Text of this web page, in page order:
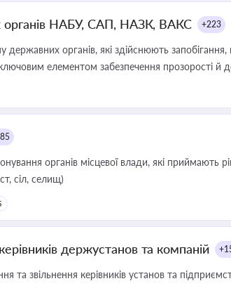
органів НАБУ, САП, НАЗК, ВАКС +223
органів, які здійснюють запобігання,
елементом забезпечення прозорості й
органів місцевої влади, які приймають
сіл, селищ)
держустанов та компаній
та звільнення керівників установ та